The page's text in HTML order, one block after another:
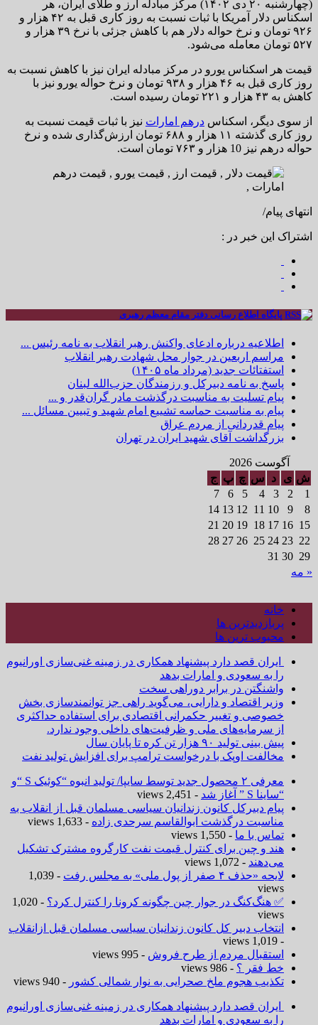
(چهارشنبه ۲۰ دی ۱۴۰۲) مرکز مبادله ارز و طلای ایران، هر
اسکناس دلار آمریکا با ثبات نسبت به روز کاری قبل به ۴۲ هزار و
۹۲۶ تومان و نرخ حواله دلار هم با کاهش جزئی با نرخ ۳۹ هزار و
۵۲۷ تومان معامله می‌شود.
قیمت هر اسکناس یورو در مرکز مبادله ایران نیز با کاهش نسبت به
روز کاری قبل به ۴۶ هزار و ۹۳۸ تومان و نرخ حواله یورو نیز با
کاهش به ۴۳ هزار و ۲۲۱ تومان رسیده است.
از سوی دیگر، اسکناس درهم امارات نیز با ثبات قیمت نسبت به
روز کاری گذشته ۱۱ هزار و ۶۸۸ تومان ارزش‌گذاری شده و نرخ
حواله درهم نیز 10 هزار و ۷۶۳ تومان است.
انتهای پیام/
اشتراک این خبر در :
پایگاه اطلاع رسانی دفتر مقام معظم رهبری
اطلاعیه درباره ادعای واکنش رهبر انقلاب به نامه رئیس ...
مراسم اربعین در جوار محل شهادت رهبر انقلاب
استفتائات جدید (مرداد ماه ۱۴۰۵)
پاسخ به نامه دبیرکل و رزمندگان حزب‌الله لبنان
پیام تسلیت به مناسبت درگذشت مادر گران‌قدر و ...
پیام به مناسبت حماسه تشییع امام شهید و تبیین مسائل ...
پیام قدردانی از مردم عراق
بزرگداشت آقای شهید ایران در تهران
آگوست 2026
ش ی د س چ پ ج
1
2
3
4
5
6
7
8
9
10
11
12
13
14
15
16
17
18
19
20
21
22
23
24
25
26
27
28
29
30
31
« مه
خانه
پربازدیدترین ها
محبوب ترین ها
ایران قصد دارد پیشنهاد همکاری در زمینه غنی‌سازی اورانیوم
را به سعودی و امارات بدهد
واشنگتن در برابر دوراهی سخت
وزیر اقتصاد و دارایی، می‌گوید راهی جز توانمندسازی بخش
خصوصی و تغییر حکمرانی اقتصادی برای استفاده حداکثری
از سرمایه‌های ملی و ظرفیت‌های داخلی وجود ندارد.
پیش بینی تولید ۹۰ هزار تن کره تا پایان سال
مخالفت اوپک با درخواست ترامپ برای افزایش تولید نفت
معرفی ۲ محصول جدید توسط سایپا/ تولید انبوه “کوئیک S “و
“ساینا S ” آغاز شد
- 2,451 views
پیام دبیرکل کانون زندانیان سیاسی مسلمان قبل از انقلاب به
مناسبت درگذشت ابوالقاسم سرحدی زاده - 1,633 views
تماس با ما - 1,550 views
هند و چین برای کنترل قیمت نفت کارگروه مشترک تشکیل
می‌دهند - 1,072 views
لایحه «حذف ۴ صفر از پول ملی» به مجلس رفت
- 1,039
views
✅ هنگ‌کنگ در جوار چین چگونه کرونا را کنترل کرد؟
- 1,020
views
انتخاب دبیر کل کانون زندانیان سیاسی مسلمان قبل ازانقلاب
- 1,019 views
استقبال مردم از طرح فروش - 995 views
خط فقر ؟ - 986 views
تکذیب هجوم ملخ صحرایی به نوار شمالی کشور - 940 views
ایران قصد دارد پیشنهاد همکاری در زمینه غنی‌سازی اورانیوم
را به سعودی و امارات بدهد